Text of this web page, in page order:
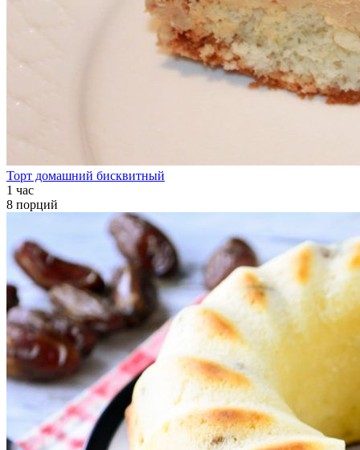
Торт домашний бисквитный
1 час
8 порций